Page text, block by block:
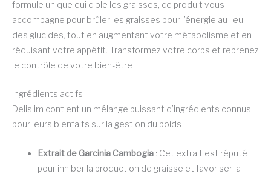
formule unique qui cible les graisses, ce produit vous
accompagne pour brûler les graisses pour l’énergie au lieu
des glucides, tout en augmentant votre métabolisme et en
réduisant votre appétit. Transformez votre corps et reprenez
le contrôle de votre bien-être !
Ingrédients actifs
Delislim contient un mélange puissant d’ingrédients connus
pour leurs bienfaits sur la gestion du poids :
Extrait de Garcinia Cambogia : Cet extrait est réputé
pour inhiber la production de graisse et favoriser la